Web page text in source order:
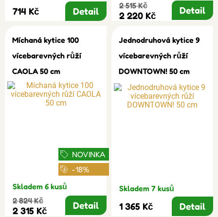
714 Kč Detail
2 515 Kč
2 220 Kč Detail
Míchaná kytice 100
vícebarevných růží
CAOLA 50 cm
NOVINKA
-18%
Skladem 6 kusů
2 824 Kč
2 315 Kč Detail
Jednodruhová kytice 9
vícebarevných růží
DOWNTOWN! 50 cm
Skladem 7 kusů
1 365 Kč Detail